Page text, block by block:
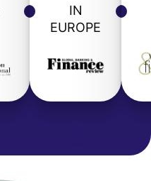
IN
EUROPE